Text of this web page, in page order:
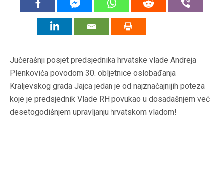
Jučerašnji posjet predsjednika hrvatske vlade Andreja
Plenkovića povodom 30. obljetnice oslobađanja
Kraljevskog grada Jajca jedan je od najznačajnijih poteza
koje je predsjednik Vlade RH povukao u dosadašnjem već
desetogodišnjem upravljanju hrvatskom vladom!